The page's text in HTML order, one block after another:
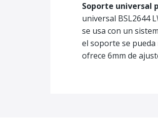
Soporte universal
universal BSL2644
se usa con un
el soporte se
ofrece 6mm de